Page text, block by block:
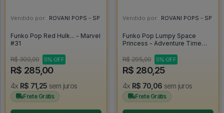
Vendido por: ROVANI POPS - SP
Funko Pop Red Hulk... - Marvel
#31
R$ 300,00 5% OFF
R$ 285,00
4x R$ 71,25 sem juros
Frete Grátis
Vendido por: ROVANI POPS - SP
Funko Pop Lumpy Space
Princess - Adventure Time
R$ 295,00
5% OFF
R$ 280,25
4x R$ 70,06 sem juros
Frete Grátis